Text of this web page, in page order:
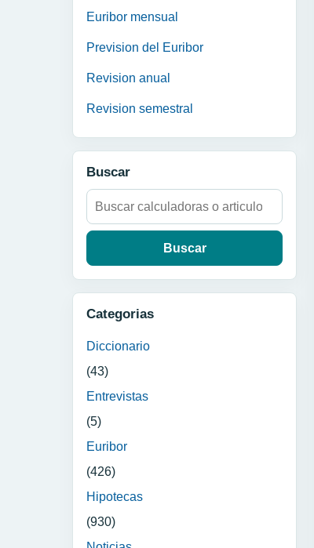
Euribor mensual
Prevision del Euribor
Revision anual
Revision semestral
Buscar
Buscar:
Categorias
Diccionario
(43)
Entrevistas
(5)
Euribor
(426)
Hipotecas
(930)